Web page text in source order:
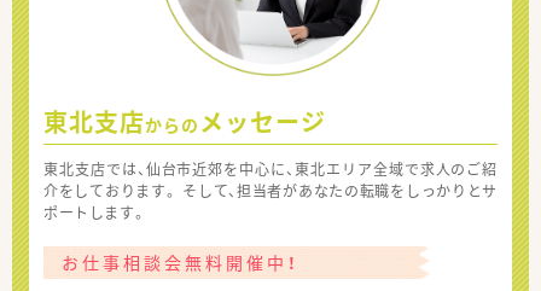
東北支店からの メッセージ
東北支店では、仙台市近郊を中心に、東北エリア全域で求人のご紹
介をしております。 そして、担当者があなたの転職をしっかりとサ
ポートします。
お仕事相談会無料開催中！